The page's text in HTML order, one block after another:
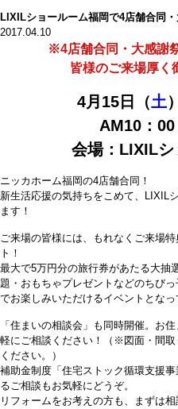
LIXILショールーム福岡で4店舗合同・
2017.04.10
※4店舗合同・大感謝
皆様のご来場厚く
4月15日（土
AM10：
会場：LIXILシ
ニッカホーム福岡の4店舗合同！
新生活応援の気持ちをこめて、LIXIL
ます！
ご来場の皆様には、もれなくご来場
ト！
最大で5万円分の旅行券があたる大抽
題・おもちゃプレゼントなどのちび
でお楽しみいただけるイベントとなっ
「住まいの相談会」も同時開催。お
軽にご相談ください！（※図面・間
ください。）
補助金制度「住宅ストック循環支援
るご相談もお気軽にどうぞ。
リフォームをお考えの方も、まずは